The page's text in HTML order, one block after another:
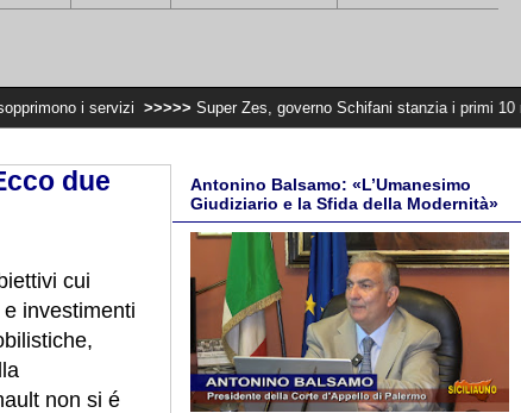
>>>>> Super Zes, governo Schifani stanzia i primi 10 milioni per
due
cui
investimenti
non si é
Antonino Balsamo: «L’Umanesimo
Giudiziario e la Sfida della Modernità»